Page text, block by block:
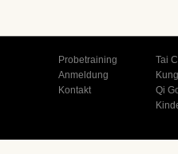
Probetraining
Anmeldung
Kontakt
Tai
Qi